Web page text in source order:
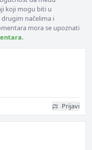
koji mogu biti u
načelima i
mora se upoznati
.
Prijavi